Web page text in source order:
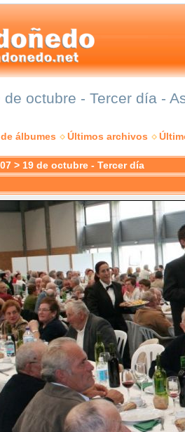
de octubre - Tercer día -
álbumes Últimos archivos
> 19 de octubre - Tercer día